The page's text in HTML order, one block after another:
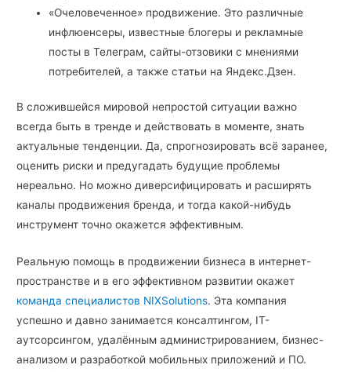
«Очеловеченное» продвижение. Это различные
инфлюенсеры, известные блогеры и рекламные
посты в Телеграм, сайты-отзовики с мнениями
потребителей, а также статьи на Яндекс.Дзен.
В сложившейся мировой непростой ситуации важно
всегда быть в тренде и действовать в моменте, знать
актуальные тенденции. Да, спрогнозировать всё заранее,
оценить риски и предугадать будущие проблемы
нереально. Но можно диверсифицировать и расширять
каналы продвижения бренда, и тогда какой-нибудь
инструмент точно окажется эффективным.
Реальную помощь в продвижении бизнеса в интернет-
пространстве и в его эффективном развитии окажет
команда специалистов NIXSolutions. Эта компания
успешно и давно занимается консалтингом, IT-
аутсорсингом, удалённым администрированием, бизнес-
анализом и разработкой мобильных приложений и ПО.